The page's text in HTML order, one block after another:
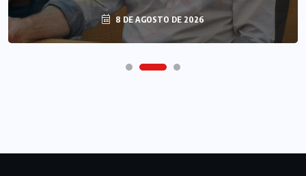
8 DE AGOSTO DE 2026